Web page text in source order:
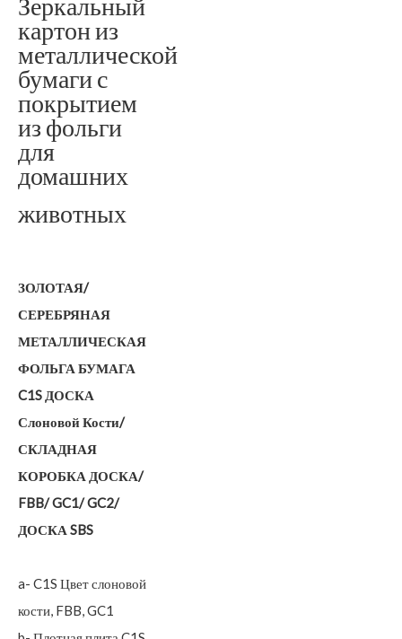
картон из
металлической
бумаги с
покрытием
из фольги
для
домашних
животных
ЗОЛОТАЯ/
СЕРЕБРЯНАЯ
МЕТАЛЛИЧЕСКАЯ
ФОЛЬГА БУМАГА
C1S ДОСКА
Слоновой Кости/
СКЛАДНАЯ
КОРОБКА ДОСКА/
FBB/ GC1/ GC2/
ДОСКА SBS
a- C1S Цвет слоновой
кости, FBB, GC1